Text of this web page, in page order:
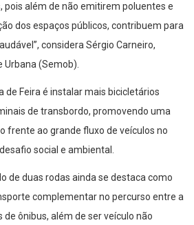
pois além de não emitirem poluentes e
dos espaços públicos, contribuem para
considera Sérgio Carneiro,
(Semob).
de Feira é instalar mais bicicletários
de transbordo, promovendo uma
frente ao grande fluxo de veículos no
social e ambiental.
de duas rodas ainda se destaca como
complementar no percurso entre a
ônibus, além de ser veículo não